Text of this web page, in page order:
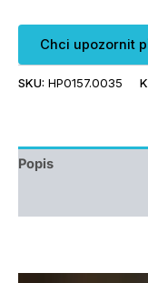
Chci upozornit
SKU: HP0157.0035
Popis